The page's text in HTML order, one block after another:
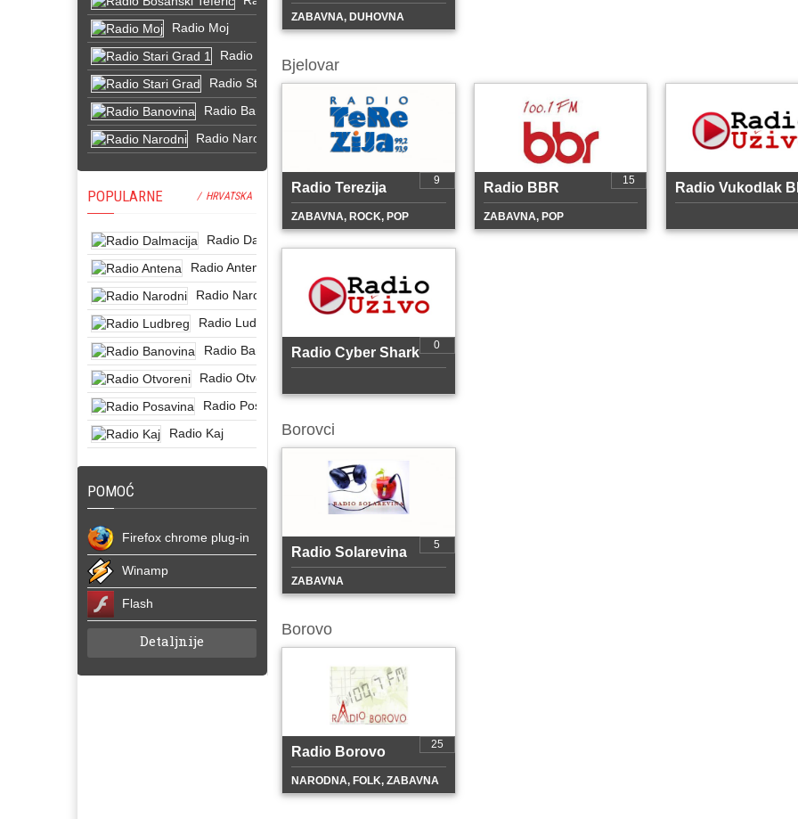
Radio Moj
Radio Stari Grad 1
Radio Stari Grad
Radio Banovina
Radio Narodni
POPULARNE / HRVATSKA
Radio Dalmacija
Radio Antena
Radio Narodni
Radio Ludbreg
Radio Banovina
Radio Otvoreni
Radio Posavina
Radio Kaj
POMOĆ
Firefox chrome plug-in
Winamp
Flash
Detaljnije
ZABAVNA, DUHOVNA
Bjelovar
9
Radio Terezija
ZABAVNA, ROCK, POP
15
Radio BBR
ZABAVNA, POP
Radio Vukodlak
0
Radio Cyber Shark
Borovci
5
Radio Solarevina
ZABAVNA
Borovo
25
Radio Borovo
NARODNA, FOLK, ZABAVNA